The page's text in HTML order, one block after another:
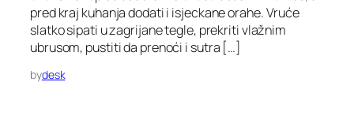
pred kraj kuhanja dodati i isjeckane orahe. Vruće
slatko sipati u zagrijane tegle, prekriti vlažnim
ubrusom, pustiti da prenoći i sutra […]
bydesk